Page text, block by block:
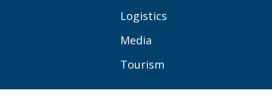
Logistics
Media
Tourism